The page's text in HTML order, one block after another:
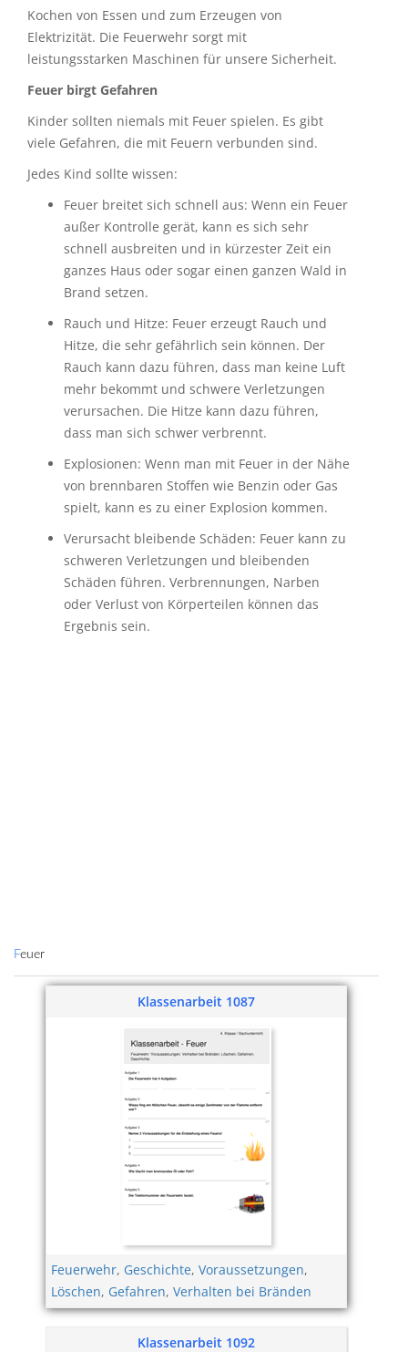
Kochen von Essen und zum Erzeugen von
Elektrizität. Die Feuerwehr sorgt mit
leistungsstarken Maschinen für unsere Sicherheit.
Feuer birgt Gefahren
Kinder sollten niemals mit Feuer spielen. Es gibt
viele Gefahren, die mit Feuern verbunden sind.
Jedes Kind sollte wissen:
Feuer breitet sich schnell aus: Wenn ein Feuer
außer Kontrolle gerät, kann es sich sehr
schnell ausbreiten und in kürzester Zeit ein
ganzes Haus oder sogar einen ganzen Wald in
Brand setzen.
Rauch und Hitze: Feuer erzeugt Rauch und
Hitze, die sehr gefährlich sein können. Der
Rauch kann dazu führen, dass man keine Luft
mehr bekommt und schwere Verletzungen
verursachen. Die Hitze kann dazu führen,
dass man sich schwer verbrennt.
Explosionen: Wenn man mit Feuer in der Nähe
von brennbaren Stoffen wie Benzin oder Gas
spielt, kann es zu einer Explosion kommen.
Verursacht bleibende Schäden: Feuer kann zu
schweren Verletzungen und bleibenden
Schäden führen. Verbrennungen, Narben
oder Verlust von Körperteilen können das
Ergebnis sein.
Feuer
Klassenarbeit 1087
Feuerwehr, Geschichte, Voraussetzungen,
Löschen, Gefahren, Verhalten bei Bränden
Klassenarbeit 1092